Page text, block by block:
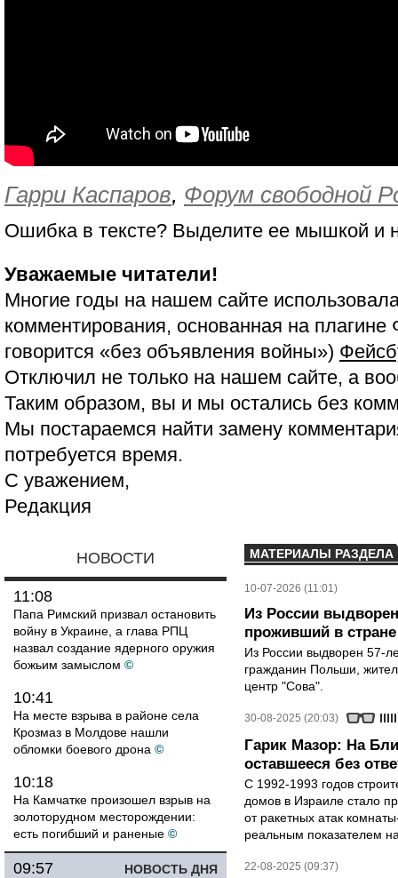
Гарри Каспаров, Форум свободной
Ошибка в тексте? Выделите ее мышкой и
Уважаемые читатели!
Многие годы на нашем сайте
комментирования, основанная на
говорится «без объявления войны»)
Отключил не только на нашем сайте, а
Таким образом, вы и мы остались без
Мы постараемся найти замену
потребуется время.
С уважением,
Редакция
НОВОСТИ
11:08
Папа Римский призвал остановить
войну в Украине, а глава РПЦ
назвал создание ядерного оружия
божьим замыслом ©
10:41
На месте взрыва в районе села
Крозмаз в Молдове нашли
обломки боевого дрона ©
10:18
На Камчатке произошел взрыв на
золоторудном месторождении:
есть погибший и раненые ©
НОВОСТЬ ДНЯ
09:57
МАТЕРИАЛЫ РАЗДЕЛА
10-07-2026 (11:01)
Из России
проживший в стране
Из России выдворен 57-
гражданин Польши,
центр "Сова".
30-08-2025 (20:03)
Гарик Мазор: На
оставшееся без
С 1992-1993 годов
домов в Израиле стало
от ракетных атак
реальным показателем
22-08-2025 (09:37)